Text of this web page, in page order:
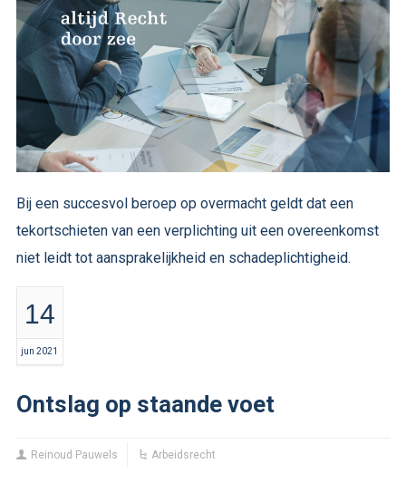
Bij een succesvol beroep op overmacht geldt dat een
tekortschieten van een verplichting uit een overeenkomst
niet leidt tot aansprakelijkheid en schadeplichtigheid.
14
jun 2021
Ontslag op staande voet
Reinoud Pauwels Arbeidsrecht